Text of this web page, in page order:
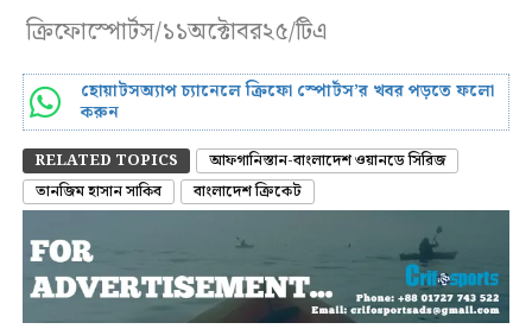
ক্রিফোস্পোর্টস/১১অক্টোবর২৫/টিএ
হোয়াটসঅ্যাপ চ্যানেলে ক্রিফো স্পোর্টস’র খবর পড়তে ফলো
করুন
RELATED TOPICS
আফগানিস্তান-বাংলাদেশ ওয়ানডে সিরিজ
তানজিম হাসান সাকিব
বাংলাদেশ ক্রিকেট